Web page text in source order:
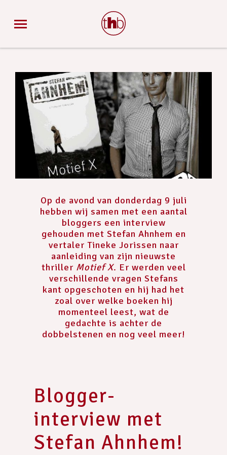
Op de avond van donderdag 9 juli
hebben wij samen met een aantal
bloggers een interview
gehouden met Stefan Ahnhem en
vertaler Tineke Jorissen naar
aanleiding van zijn nieuwste
thriller Motief X. Er werden veel
verschillende vragen Stefans
kant opgeschoten en hij had het
zoal over welke boeken hij
momenteel leest, wat de
gedachte is achter de
dobbelstenen en nog veel meer!
Blogger-
interview met
Stefan Ahnhem!